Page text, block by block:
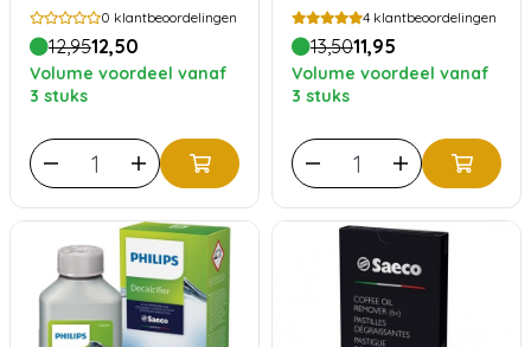
0 klantbeoordelingen
12,9512,50
Volume voordeel vanaf
3 stuks
4 klantbeoordelingen
13,5011,95
Volume voordeel vanaf
3 stuks